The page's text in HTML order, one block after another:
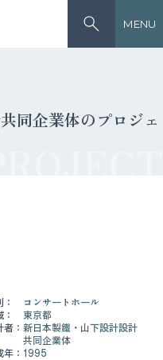
MENU
同企業体のプロジェ
コンサートホール
東京都
： 新日本製鐵・山下設計設計
共同企業体
： 1995